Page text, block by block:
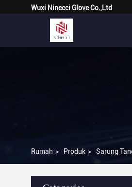
Wuxi Ninecci Glove Co.,Ltd
Rumah > Produk > Sarung